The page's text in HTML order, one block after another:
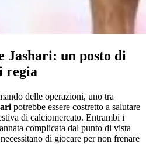
Jashari: un posto di
regia
delle operazioni, uno tra
potrebbe essere costretto a salutare
di calciomercato. Entrambi i
complicata dal punto di vista
di giocare per non frenare